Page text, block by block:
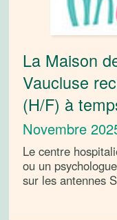
La Maison
Vaucluse
(H/F) à
Novembre
Le centre
ou un
sur les antennes